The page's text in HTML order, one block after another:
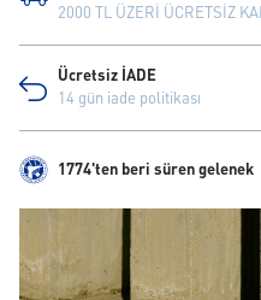
2000 TL ÜZERİ ÜCRETSİZ
Ücretsiz İADE
14 gün iade politikası
1774'ten beri süren gelenek